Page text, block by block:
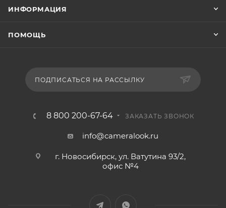
ИНФОРМАЦИЯ
ПОМОЩЬ
ПОДПИСАТЬСЯ НА РАССЫЛКУ
8 800 200-67-64 ЗАКАЗАТЬ ЗВОНОК
info@cameralook.ru
г. Новосибирск, ул. Ватутина 93/2,
офис №4